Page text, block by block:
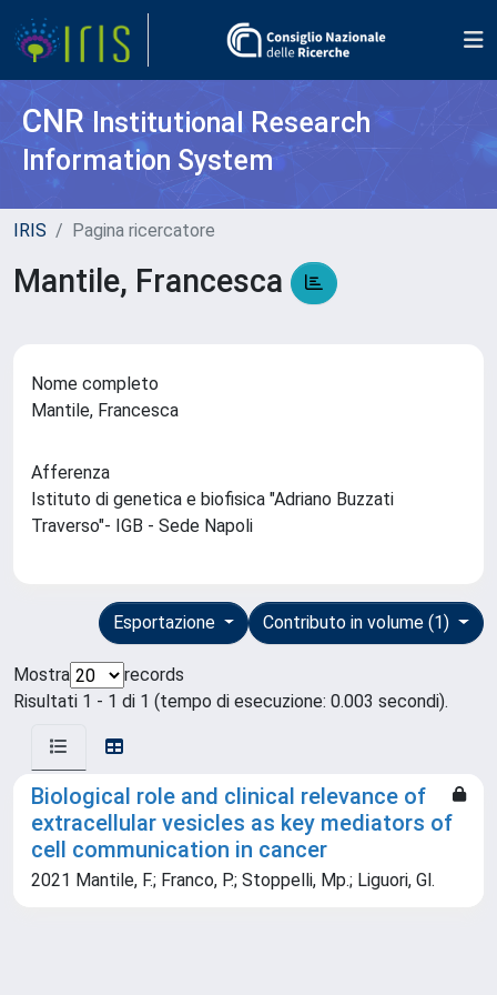
CNR Institutional Research
Information System
IRIS Pagina ricercatore
Mantile, Francesca
Nome completo
Mantile, Francesca
Afferenza
Istituto di genetica e biofisica "Adriano Buzzati
Traverso"- IGB - Sede Napoli
Contributo in volume (1)
Esportazione
Mostra
records
Risultati 1 - 1 di 1 (tempo di esecuzione: 0.003 secondi).
Biological role and clinical relevance of
extracellular vesicles as key mediators of
cell communication in cancer
2021 Mantile, F.; Franco, P.; Stoppelli, Mp.; Liguori, Gl.